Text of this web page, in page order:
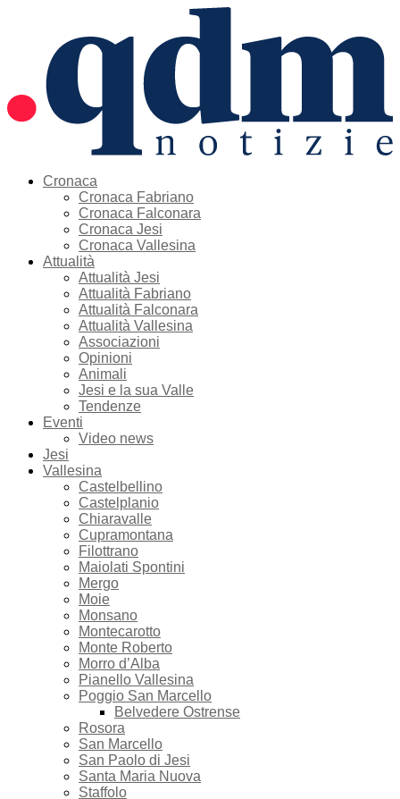
Cronaca
Cronaca Fabriano
Cronaca Falconara
Cronaca Jesi
Cronaca Vallesina
Attualità
Attualità Jesi
Attualità Fabriano
Attualità Falconara
Attualità Vallesina
Associazioni
Opinioni
Animali
Jesi e la sua Valle
Tendenze
Eventi
Video news
Jesi
Vallesina
Castelbellino
Castelplanio
Chiaravalle
Cupramontana
Filottrano
Maiolati Spontini
Mergo
Moie
Monsano
Montecarotto
Monte Roberto
Morro d’Alba
Pianello Vallesina
Poggio San Marcello
Belvedere Ostrense
Rosora
San Marcello
San Paolo di Jesi
Santa Maria Nuova
Staffolo